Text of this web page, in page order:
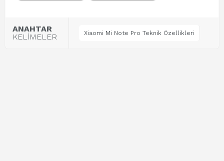
ANAHTAR
KELİMELER
Xiaomi Mi Note Pro Teknik Özellikleri